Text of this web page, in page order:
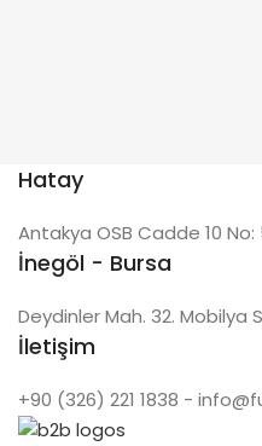
Hatay
Antakya OSB Cadde 10
İnegöl - Bursa
Deydinler Mah. 32. Mobilya
İletişim
+90 (326) 221 1838 -